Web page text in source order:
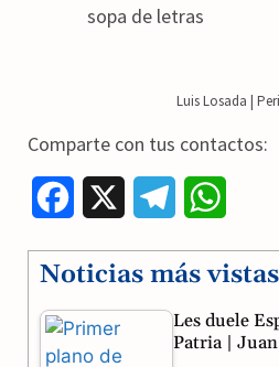
sopa de letras
Luis Losada |
Comparte con tus contactos:
c
e
l
e
a
t
Noticias más vistas
Les duele
Patria |